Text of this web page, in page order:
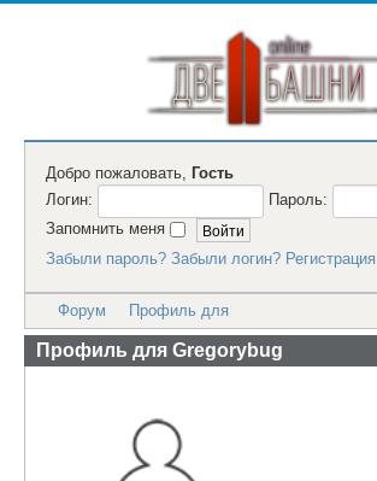
Добро пожаловать,
Гость
Логин:
Пароль:
Запомнить меня
Забыли пароль? Забыли логин? Регистрация
Форум Профиль для
Профиль для Gregorybug